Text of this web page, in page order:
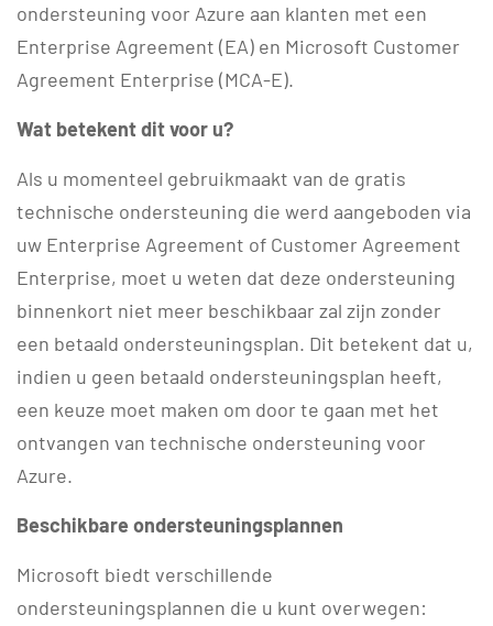
ondersteuning voor Azure aan klanten met een
Enterprise Agreement (EA) en Microsoft Customer
Agreement Enterprise (MCA-E).
Wat betekent dit voor u?
Als u momenteel gebruikmaakt van de gratis
technische ondersteuning die werd aangeboden via
uw Enterprise Agreement of Customer Agreement
Enterprise, moet u weten dat deze ondersteuning
binnenkort niet meer beschikbaar zal zijn zonder
een betaald ondersteuningsplan. Dit betekent dat u,
indien u geen betaald ondersteuningsplan heeft,
een keuze moet maken om door te gaan met het
ontvangen van technische ondersteuning voor
Azure.
Beschikbare ondersteuningsplannen
Microsoft biedt verschillende
ondersteuningsplannen die u kunt overwegen: